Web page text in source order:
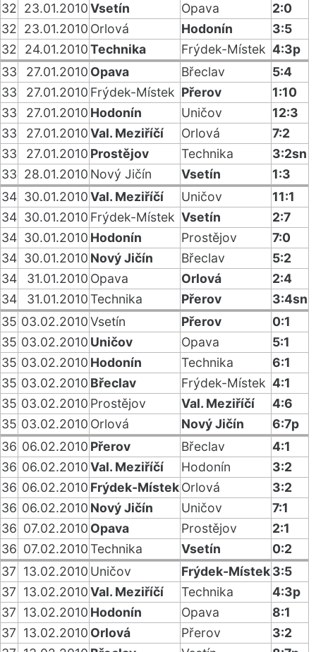
32 23.01.2010Vsetín Opava
2:0
32 23.01.2010 Orlová Hodonín
3:5
32
24.01.2010Technika Frýdek-Místek 4:3p
33
27.01.2010 Opava Břeclav
5:4
33
27.01.2010 Frýdek-Místek Přerov
1:10
33
27.01.2010 Hodonín Uničov
12:3
33
27.01.2010Val. Meziříčí Orlová
7:2
33
27.01.2010 Prostějov Technika
3:2sn
33 28.01.2010 Nový Jičín Vsetín
1:3
34 30.01.2010Val. Meziříčí Uničov
11:1
34 30.01.2010 Frýdek-Místek Vsetín
2:7
34 30.01.2010 Hodonín Prostějov
7:0
34 30.01.2010 Nový Jičín Břeclav
5:2
34
31.01.2010 Opava Orlová
2:4
34
31.01.2010Technika Přerov
3:4sn
35 03.02.2010Vsetín Přerov
0:1
35 03.02.2010 Uničov Opava
5:1
35 03.02.2010 Hodonín Technika
6:1
35 03.02.2010 Břeclav Frýdek-Místek 4:1
35 03.02.2010 Prostějov Val. Meziříčí
4:6
35 03.02.2010 Orlová Nový Jičín
6:7p
36 06.02.2010 Přerov Břeclav
4:1
36 06.02.2010Val. Meziříčí Hodonín
3:2
36 06.02.2010 Frýdek-MístekOrlová
3:2
36 06.02.2010 Nový Jičín Uničov
7:1
36 07.02.2010 Opava Prostějov
2:1
36 07.02.2010Technika Vsetín
0:2
37 13.02.2010 Uničov Frýdek-Místek3:5
37 13.02.2010Val. Meziříčí Technika
4:3p
37 13.02.2010 Hodonín Opava
8:1
37 13.02.2010 Orlová Přerov
3:2